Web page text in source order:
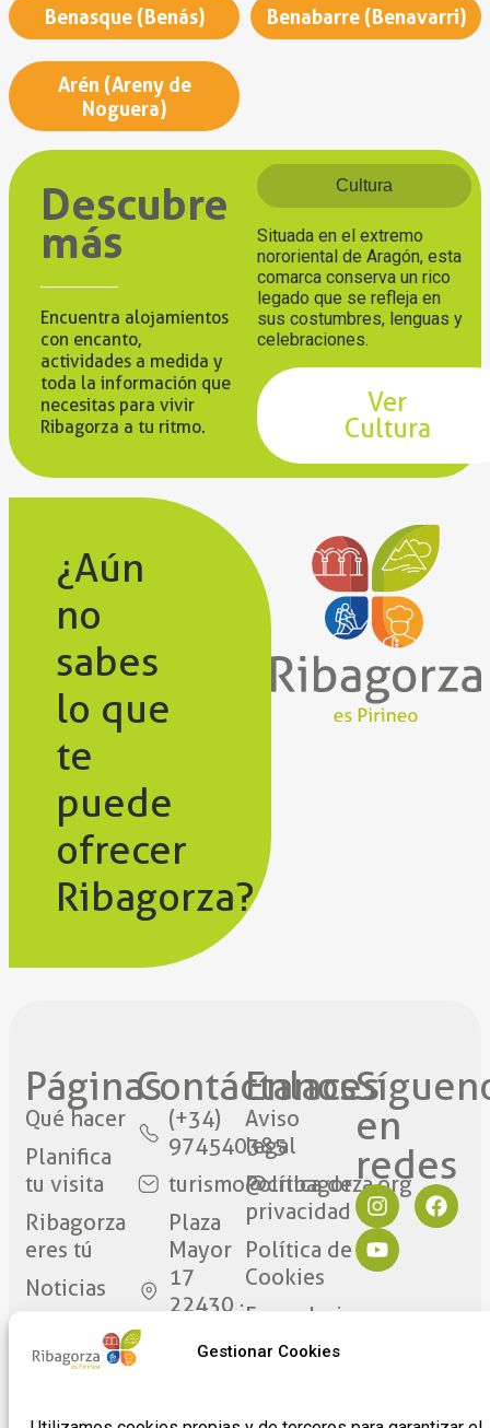
Gestionar Cookies
Benasque (Benás) Benabarre (Benavarri)
Arén (Areny de
Noguera)
Descubre
más
Encuentra alojamientos
con encanto,
actividades a medida y
toda la información que
necesitas para vivir
Ribagorza a tu ritmo.
Cultura
Situada en el extremo
nororiental de Aragón, esta
comarca conserva un rico
legado que se refleja en
sus costumbres, lenguas y
celebraciones.
Ver
Cultura
¿Aún
no
sabes
lo que
te
puede
ofrecer
Ribagorza?
Páginas
Qué hacer
Planifica
tu visita
Ribagorza
eres tú
Noticias
Contáctanos​
(+34)
974540385
turismo@cribagorza.org
Plaza
Mayor
17
22430 ·
(Huesca)
Enlaces
Aviso
legal
Política de
privacidad
Política de
Cookies
Formulario
de
en
redes​